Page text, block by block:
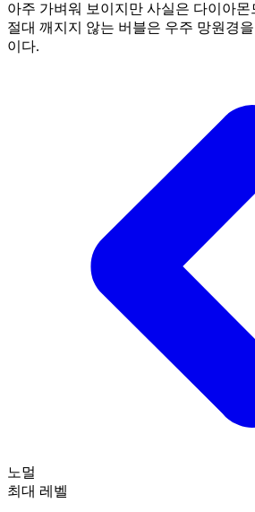
아주 가벼워 보이지만 사실은 다이아
절대 깨지지 않는 버블은 우주 망원경
이다.
노멀
최대 레벨